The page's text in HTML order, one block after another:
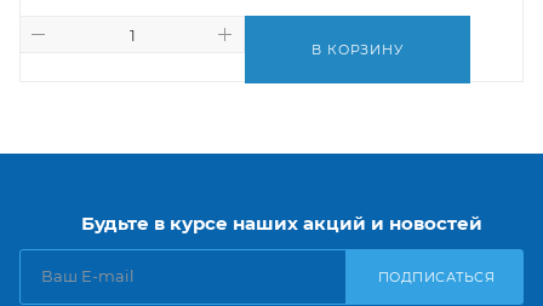
В КОРЗИНУ
Будьте в курсе наших акций и новостей
ПОДПИСАТЬСЯ